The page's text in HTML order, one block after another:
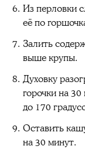
Из перловки
её по
Залить
выше крупы.
Духовку
горочки на
до 170
Оставить
на 30 минут.